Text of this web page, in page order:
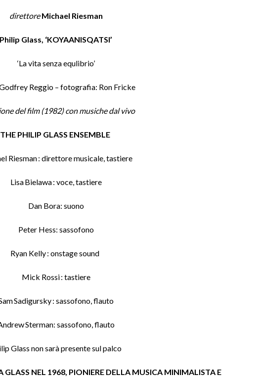
direttoreMichael Riesman
Philip Glass, ‘KOYAANISQATSI’
‘La vita senza equlibrio’
Reggio – fotografia: Ron Fricke
del film (1982) con musiche dal vivo
THE PHILIP GLASS ENSEMBLE
Riesman : direttore musicale, tastiere
Lisa Bielawa : voce, tastiere
Dan Bora: suono
Peter Hess: sassofono
Ryan Kelly : onstage sound
Mick Rossi : tastiere
Sadigursky : sassofono, flauto
Sterman: sassofono, flauto
Glass non sarà presente sul palco
NEL 1968, PIONIERE DELLA MUSICA MINIMALISTA E